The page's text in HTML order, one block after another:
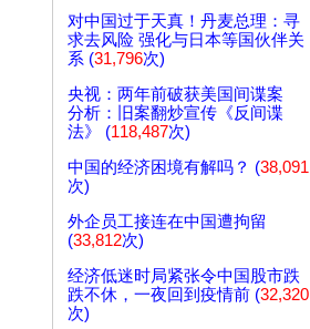
对中国过于天真！丹麦总理：寻
求去风险 强化与日本等国伙伴关
系 (31,796次)
央视：两年前破获美国间谍案
分析：旧案翻炒宣传《反间谍
法》 (118,487次)
中国的经济困境有解吗？ (38,091
次)
外企员工接连在中国遭拘留
(33,812次)
经济低迷时局紧张令中国股市跌
跌不休，一夜回到疫情前 (32,320
次)